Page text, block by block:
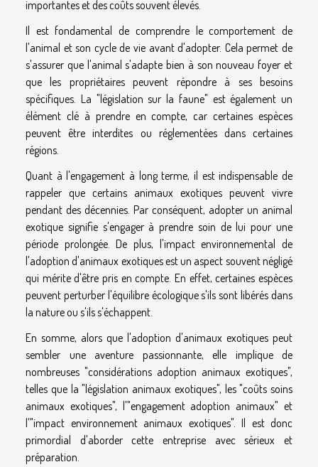
importantes et des coûts souvent élevés.
Il est fondamental de comprendre le comportement de
l'animal et son cycle de vie avant d'adopter. Cela permet de
s'assurer que l'animal s'adapte bien à son nouveau foyer et
que les propriétaires peuvent répondre à ses besoins
spécifiques. La "législation sur la faune" est également un
élément clé à prendre en compte, car certaines espèces
peuvent être interdites ou réglementées dans certaines
régions.
Quant à l'engagement à long terme, il est indispensable de
rappeler que certains animaux exotiques peuvent vivre
pendant des décennies. Par conséquent, adopter un animal
exotique signifie s'engager à prendre soin de lui pour une
période prolongée. De plus, l'impact environnemental de
l'adoption d'animaux exotiques est un aspect souvent négligé
qui mérite d'être pris en compte. En effet, certaines espèces
peuvent perturber l'équilibre écologique s'ils sont libérés dans
la nature ou s'ils s'échappent.
En somme, alors que l'adoption d'animaux exotiques peut
sembler une aventure passionnante, elle implique de
nombreuses "considérations adoption animaux exotiques",
telles que la "législation animaux exotiques", les "coûts soins
animaux exotiques", l'"engagement adoption animaux" et
l'"impact environnement animaux exotiques". Il est donc
primordial d'aborder cette entreprise avec sérieux et
préparation.